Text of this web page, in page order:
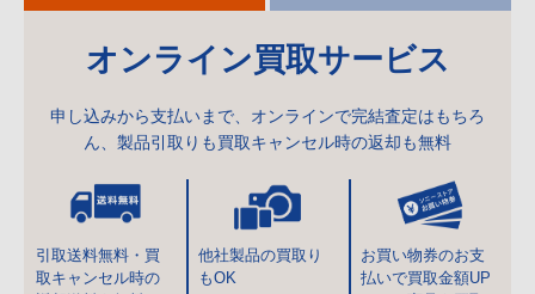
オンライン買取サービス
申し込みから支払いまで、オンラインで完結査定はもちろ
ん、製品引取りも買取キャンセル時の返却も無料
引取送料無料・ 買
取キャンセル時の
他社製品の買取り
もOK
お買い物券のお支
払いで買取金額UP